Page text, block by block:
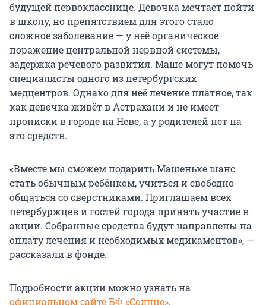
будущей первокласснице. Девочка мечтает пойти
в школу, но препятствием для этого стало
сложное заболевание — у неё органическое
поражение центральной нервной системы,
задержка речевого развития. Маше могут помочь
специалисты одного из петербургских
медцентров. Однако для неё лечение платное, так
как девочка живёт в Астрахани и не имеет
прописки в городе на Неве, а у родителей нет на
это средств.
«Вместе мы сможем подарить Машеньке шанс
стать обычным ребёнком, учиться и свободно
общаться со сверстниками. Приглашаем всех
петербуржцев и гостей города принять участие в
акции. Собранные средства будут направлены на
оплату лечения и необходимых медикаментов», —
рассказали в фонде.
Подробности акции можно узнать на
официальном сайте БФ «Солнце».